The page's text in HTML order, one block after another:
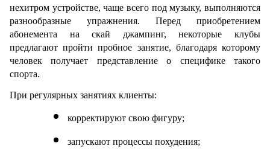
нехитром устройстве, чаще всего под музыку, выполняются
разнообразные упражнения. Перед приобретением
абонемента на скай джампинг, некоторые клубы
предлагают пройти пробное занятие, благодаря которому
человек получает представление о специфике такого
спорта.
При регулярных занятиях клиенты:
корректируют свою фигуру;
запускают процессы похудения;